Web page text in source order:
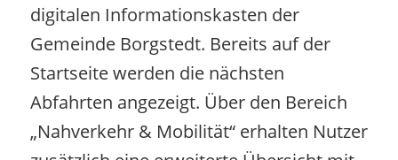
digitalen Informationskasten der
Gemeinde Borgstedt. Bereits auf der
Startseite werden die nächsten
Abfahrten angezeigt. Über den Bereich
„Nahverkehr & Mobilität“ erhalten Nutzer